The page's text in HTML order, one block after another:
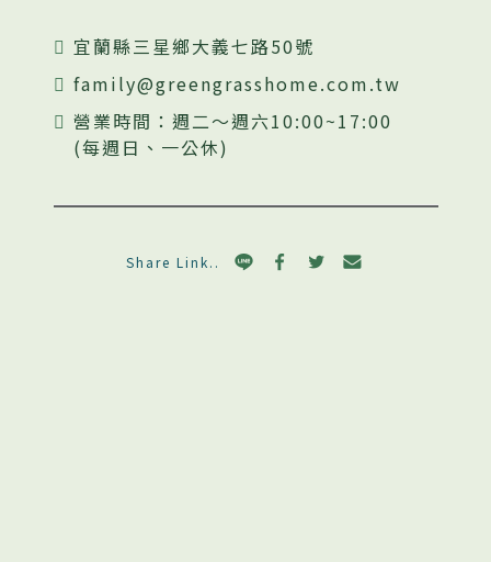
宜蘭縣三星鄉大義七路50號
family@greengrasshome.com.tw
營業時間：週二～週六10:00~17:00
(每週日、一公休)
Share Link..